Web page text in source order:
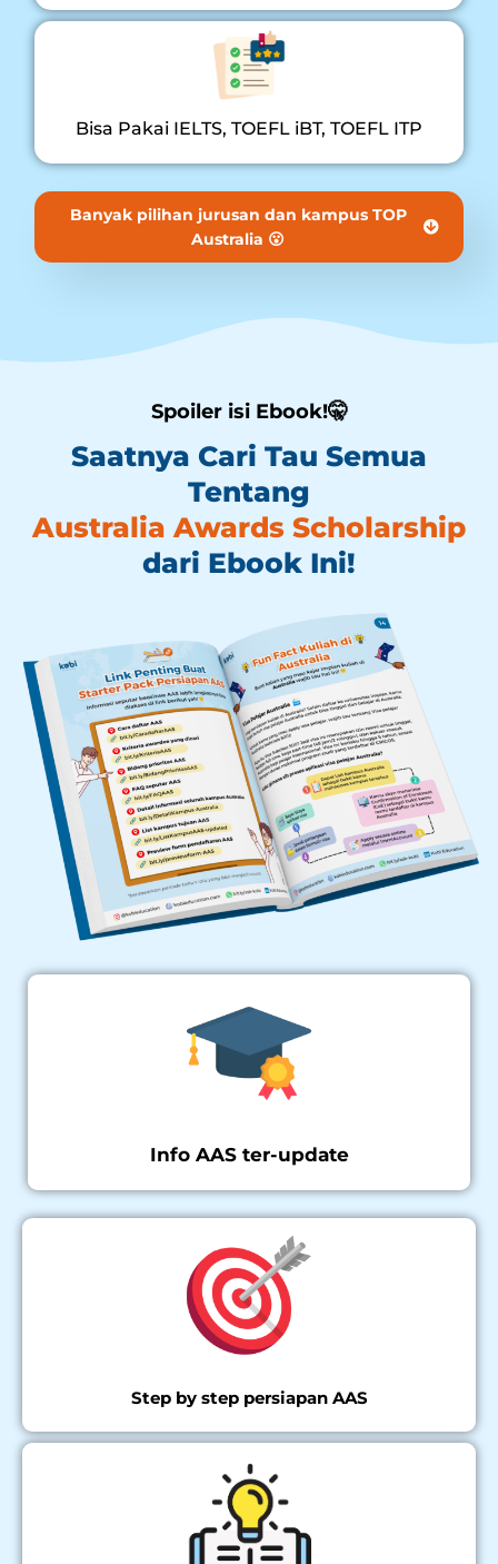
Bisa Pakai IELTS, TOEFL iBT, TOEFL ITP
Banyak pilihan jurusan dan kampus TOP
Australia 😮
Spoiler isi Ebook!🤫
Saatnya Cari Tau Semua
Tentang
Australia Awards Scholarship
dari Ebook Ini!
Info AAS ter-update
Step by step persiapan AAS